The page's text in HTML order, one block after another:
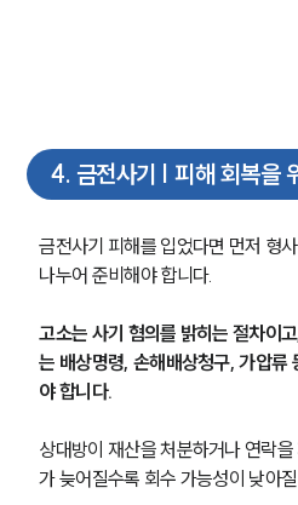
언론보
공지사
법률 블
법률서
뉴스레터/브
대륜법률
대륜법률상
4. 금전사기 | 피해 회복을
금전사기 피해를 입었다면 먼저 형
나누어 준비해야 합니다.
고소는 사기 혐의를 밝히는 절차이
는 배상명령, 손해배상청구, 가압류
야 합니다.
상대방이 재산을 처분하거나 연락
가 늦어질수록 회수 가능성이 낮아